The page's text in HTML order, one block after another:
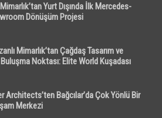
Yurt Dışında İlk Mercedes-
Dönüşüm Projesi
Mimarlık’tan Çağdaş Tasarım ve
Noktası: Elite World Kuşadası
Architects’ten Bağcılar’da Çok Yönlü Bir
Merkezi